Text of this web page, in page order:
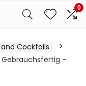
0
Cocktails
Gebrauchsfertig –